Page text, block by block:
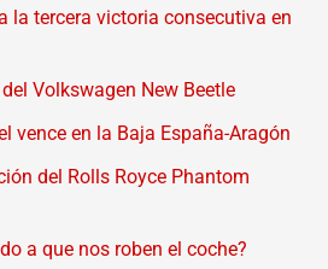
la tercera victoria consecutiva en
Volkswagen New Beetle
vence en la Baja España-Aragón
del Rolls Royce Phantom
a que nos roben el coche?